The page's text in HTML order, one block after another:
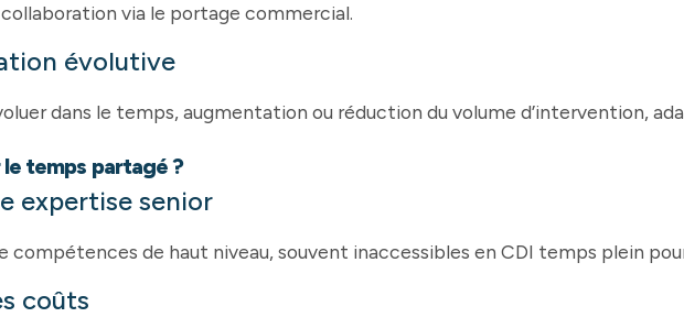
collaboration via le portage commercial.
évolutive
dans le temps, augmentation ou réduction du volume d’intervention,
temps partagé ?
expertise senior
compétences de haut niveau, souvent inaccessibles en CDI temps plein
coûts